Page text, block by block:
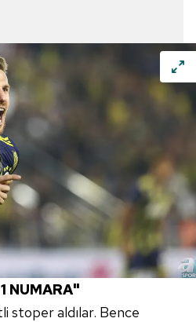
NUMARA"
stoper aldılar. Bence